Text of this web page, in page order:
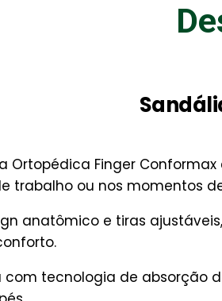
Ortopédica Finger
trabalho ou nos momentos
anatômico e tiras
com tecnologia de absorção